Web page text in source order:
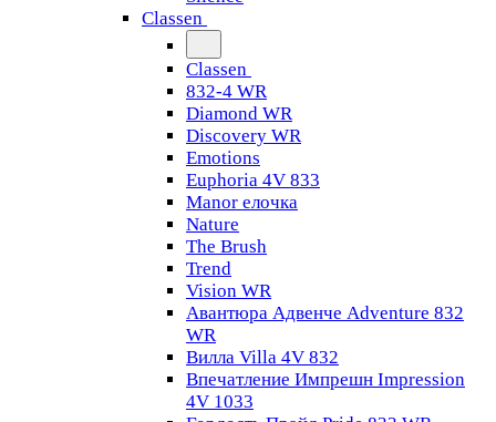
Classen
Classen
832-4 WR
Diamond WR
Discovery WR
Emotions
Euphoria 4V 833
Manor елочка
Nature
The Brush
Trend
Vision WR
Авантюра Адвенче Adventure 832
WR
Вилла Villa 4V 832
Впечатление Импрешн Impression
4V 1033